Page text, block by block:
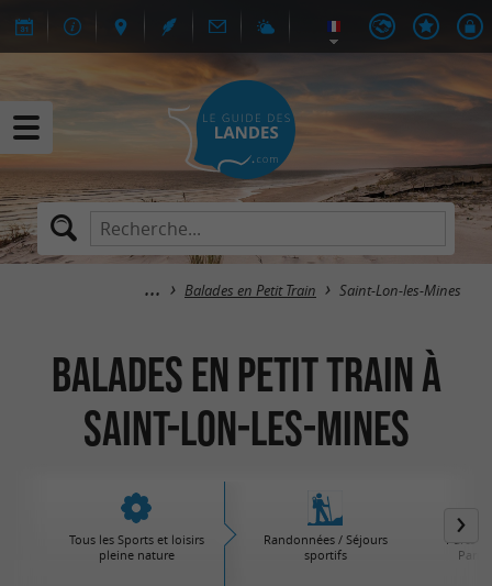
Balades en Petit Train Saint-Lon-les-Mines
Balades en Petit Train à
Saint-Lon-les-Mines
Tous les Sports et loisirs
pleine nature
Randonnées / Séjours
sportifs
Parcs